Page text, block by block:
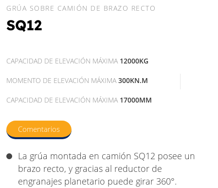
GRÚA SOBRE CAMIÓN DE BRAZO RECTO
SQ12
CAPACIDAD DE ELEVACIÓN MÁXIMA 12000KG
MOMENTO DE ELEVACIÓN MÁXIMA300KN.M
CAPACIDAD DE ELEVACIÓN MÁXIMA 17000MM
Comentarios
La grúa montada en camión SQ12 posee un
brazo recto, y gracias al reductor de
engranajes planetario puede girar 360°.